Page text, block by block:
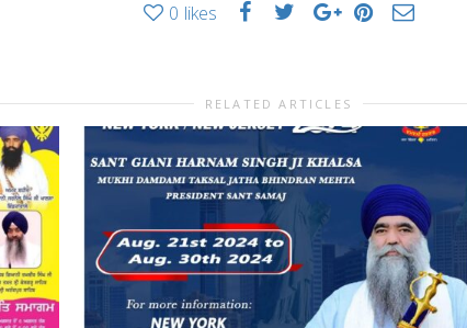
0 likes
RELATED ARTICLES